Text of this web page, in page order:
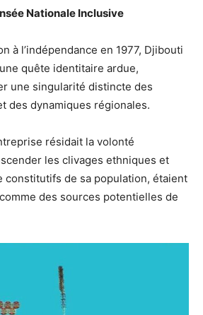
Nationale Inclusive
à l’indépendance en 1977, Djibouti
quête identitaire ardue,
une singularité distincte des
des dynamiques régionales.
résidait la volonté
les clivages ethniques et
constitutifs de sa population, étaient
des sources potentielles de